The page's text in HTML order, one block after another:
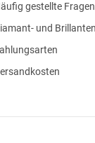
gestellte Fragen
und